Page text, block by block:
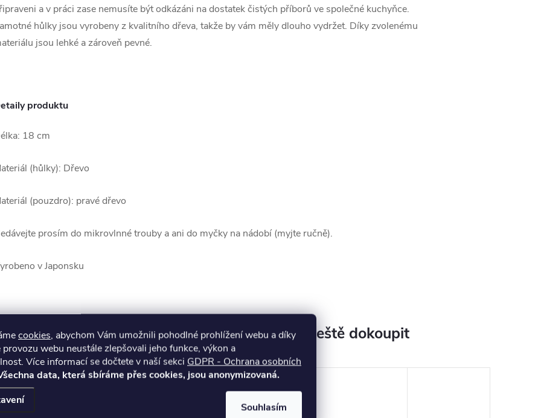
cookies, abychom Vám umožnili pohodlné prohlížení webu a díky
provozu webu neustále zlepšovali jeho funkce, výkon a
Více informací se dočtete v naší sekci GDPR - Ochrana osobních
data, která sbíráme přes cookies, jsou anonymizovaná.
Souhlasím
a v práci zase nemusíte být odkázáni na dostatek čistých příborů ve společné kuchyňce.
hůlky jsou vyrobeny z kvalitního dřeva, takže by vám měly dlouho vydržet. Díky zvolenému
jsou lehké a zároveň pevné.
produktu
18 cm
(hůlky): Dřevo
(pouzdro): pravé dřevo
prosím do mikrovlnné trouby a ani do myčky na nádobí (myjte ručně).
v Japonsku
K tomuto produktu doporučujeme ještě dokoupit